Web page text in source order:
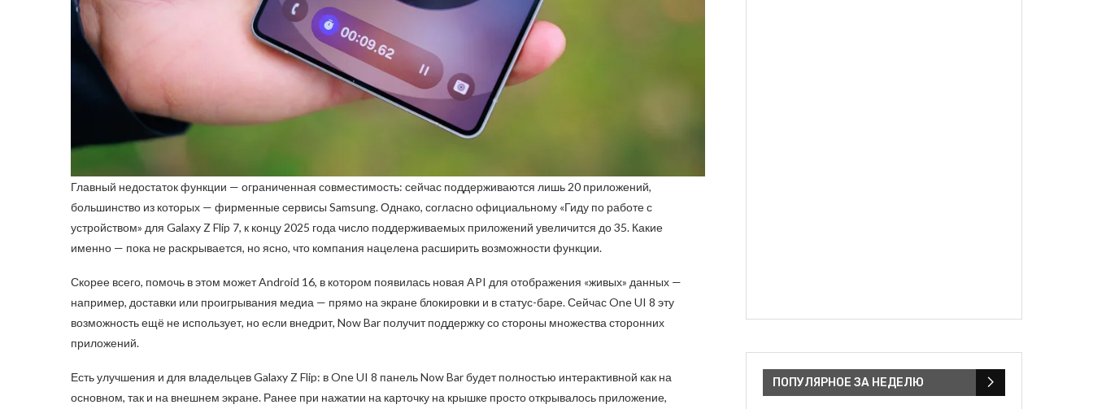
Главный недостаток функции — ограниченная совместимость: сейчас поддерживаются лишь 20 приложений,
большинство из которых — фирменные сервисы Samsung. Однако, согласно официальному «Гиду по работе с
устройством» для Galaxy Z Flip 7, к концу 2025 года число поддерживаемых приложений увеличится до 35. Какие
именно — пока не раскрывается, но ясно, что компания нацелена расширить возможности функции.
Скорее всего, помочь в этом может Android 16, в котором появилась новая API для отображения «живых» данных —
например, доставки или проигрывания медиа — прямо на экране блокировки и в статус-баре. Сейчас One UI 8 эту
возможность ещё не использует, но если внедрит, Now Bar получит поддержку со стороны множества сторонних
приложений.
Есть улучшения и для владельцев Galaxy Z Flip: в One UI 8 панель Now Bar будет полностью интерактивной как на
основном, так и на внешнем экране. Ранее при нажатии на карточку на крышке просто открывалось приложение,
ПОПУЛЯРНОЕ ЗА НЕДЕЛЮ